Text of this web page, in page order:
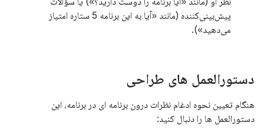
پیش‌بینی‌کننده (مانند «آیا به این برنامه 5 ستاره امتیاز
می‌دهید»).
دستورالعمل های طراحی
هنگام تعیین نحوه ادغام نظرات درون برنامه ای در برنامه، این
دستورالعمل ها را دنبال کنید: